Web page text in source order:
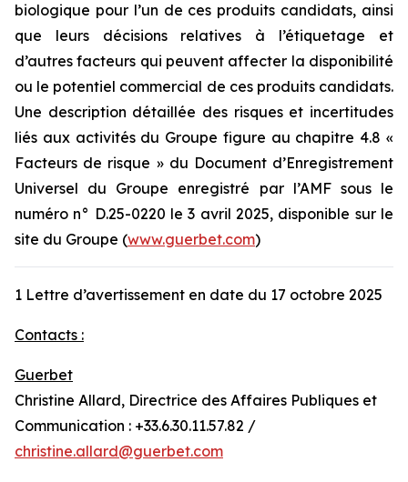
biologique pour l’un de ces produits candidats, ainsi
que leurs décisions relatives à l’étiquetage et
d’autres facteurs qui peuvent affecter la disponibilité
ou le potentiel commercial de ces produits candidats.
Une description détaillée des risques et incertitudes
liés aux activités du Groupe figure au chapitre 4.8 «
Facteurs de risque » du Document d’Enregistrement
Universel du Groupe enregistré par l’AMF sous le
numéro n° D.25-0220 le 3 avril 2025, disponible sur le
site du Groupe (www.guerbet.com)
1 Lettre d’avertissement en date du 17 octobre 2025
Contacts :
Guerbet
Christine Allard, Directrice des Affaires Publiques et
Communication : +33.6.30.11.57.82 /
christine.allard@guerbet.com